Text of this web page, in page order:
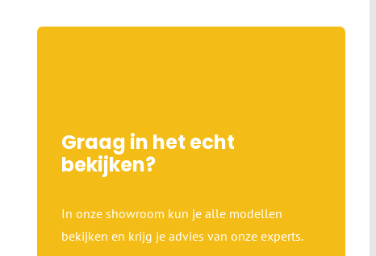
Graag in het echt
bekijken?
In onze showroom kun je alle modellen
bekijken en krijg je advies van onze experts.